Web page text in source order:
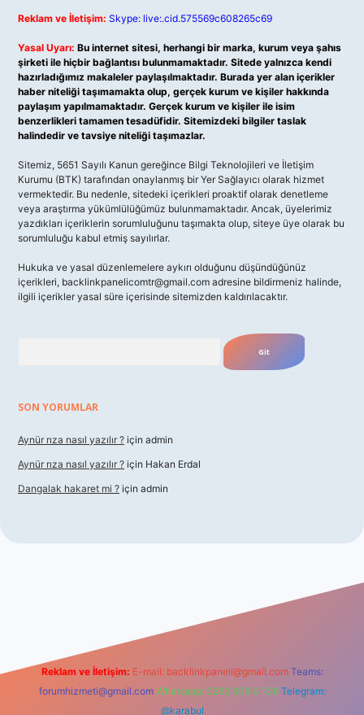
Reklam ve İletişim: Skype: live:.cid.575569c608265c69
Yasal Uyarı: Bu internet sitesi, herhangi bir marka, kurum veya şahıs
şirketi ile hiçbir bağlantısı bulunmamaktadır. Sitede yalnızca kendi
hazırladığımız makaleler paylaşılmaktadır. Burada yer alan içerikler
haber niteliği taşımamakta olup, gerçek kurum ve kişiler hakkında
paylaşım yapılmamaktadır. Gerçek kurum ve kişiler ile isim
benzerlikleri tamamen tesadüfidir. Sitemizdeki bilgiler taslak
halindedir ve tavsiye niteliği taşımazlar.
Sitemiz, 5651 Sayılı Kanun gereğince Bilgi Teknolojileri ve İletişim
Kurumu (BTK) tarafından onaylanmış bir Yer Sağlayıcı olarak hizmet
vermektedir. Bu nedenle, sitedeki içerikleri proaktif olarak denetleme
veya araştırma yükümlülüğümüz bulunmamaktadır. Ancak, üyelerimiz
yazdıkları içeriklerin sorumluluğunu taşımakta olup, siteye üye olarak bu
sorumluluğu kabul etmiş sayılırlar.
Hukuka ve yasal düzenlemelere aykırı olduğunu düşündüğünüz
içerikleri, backlinkpanelicomtr@gmail.com adresine bildirmeniz halinde,
ilgili içerikler yasal süre içerisinde sitemizden kaldırılacaktır.
SON YORUMLAR
Aynür rıza nasıl yazılır ? için admin
Aynür rıza nasıl yazılır ? için Hakan Erdal
Dangalak hakaret mi ? için admin
Reklam ve İletişim: E-mail: backlinkpaneli@gmail.com Teams:
forumhizmeti@gmail.com Whatsapp: 0262 606 0 726 Telegram:
@karabul